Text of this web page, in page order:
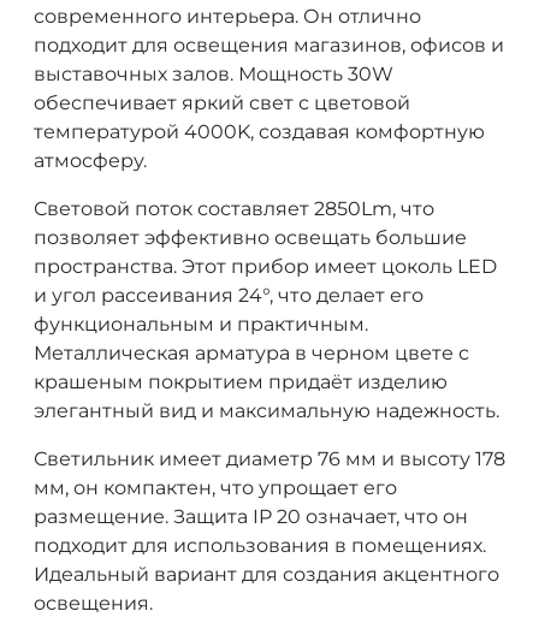
современного интерьера. Он отлично
подходит для освещения магазинов, офисов и
выставочных залов. Мощность 30W
обеспечивает яркий свет с цветовой
температурой 4000K, создавая комфортную
атмосферу.
Световой поток составляет 2850Lm, что
позволяет эффективно освещать большие
пространства. Этот прибор имеет цоколь LED
и угол рассеивания 24°, что делает его
функциональным и практичным.
Металлическая арматура в черном цвете с
крашеным покрытием придаёт изделию
элегантный вид и максимальную надежность.
Светильник имеет диаметр 76 мм и высоту 178
мм, он компактен, что упрощает его
размещение. Защита IP 20 означает, что он
подходит для использования в помещениях.
Идеальный вариант для создания акцентного
освещения.